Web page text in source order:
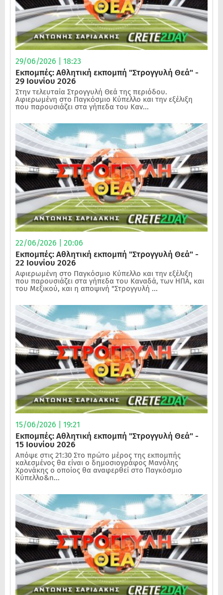
29/06/2026 | 18:23
Εκπομπές: Αθλητική εκπομπή "Στρογγυλή Θεά" -
29 Ιουνίου 2026
Στην τελευταία Στρογγυλή Θεά της περιόδου.
Αφιερωμένη στο Παγκόσμιο Κύπελλο και την εξέλιξη
που παρουσιάζει στα γήπεδα του Καν...
22/06/2026 | 20:06
Εκπομπές: Αθλητική εκπομπή "Στρογγυλή Θεά" -
22 Ιουνίου 2026
Αφιερωμένη στο Παγκόσμιο Κύπελλο και την εξέλιξη
που παρουσιάζει στα γήπεδα του Καναδά, των ΗΠΑ, και
του Μεξικού, και η αποψινή "Στρογγυλή ...
15/06/2026 | 19:21
Εκπομπές: Αθλητική εκπομπή "Στρογγυλή Θεά" -
15 Ιουνίου 2026
Απόψε στις 21:30 Στο πρώτο μέρος της εκπομπής
καλεσμένος θα είναι ο δημοσιογράφος Μανόλης
Χρονάκης ο οποίος θα αναφερθεί στο Παγκόσμιο
Κύπελλο&n...